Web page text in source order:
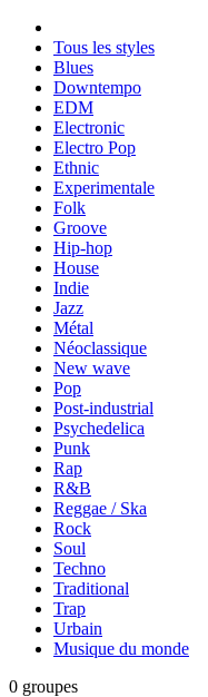
Tous les styles
Blues
Downtempo
EDM
Electronic
Electro Pop
Ethnic
Experimentale
Folk
Groove
Hip-hop
House
Indie
Jazz
Métal
Néoclassique
New wave
Pop
Post-industrial
Psychedelica
Punk
Rap
R&B
Reggae / Ska
Rock
Soul
Techno
Traditional
Trap
Urbain
Musique du monde
0 groupes